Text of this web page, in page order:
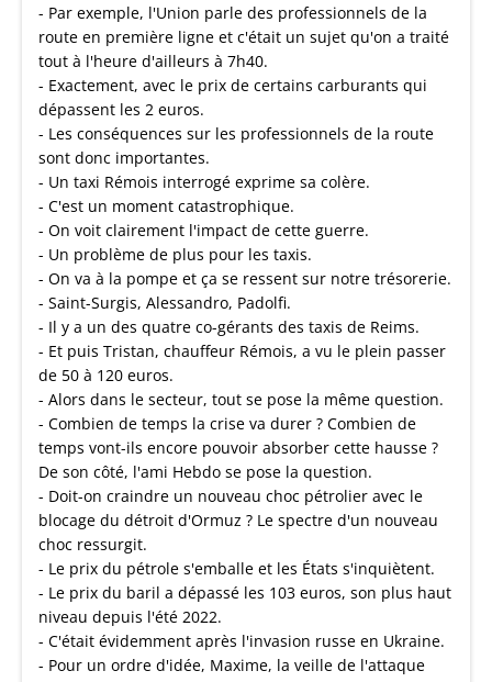
- Par exemple, l'Union parle des professionnels de la
route en première ligne et c'était un sujet qu'on a traité
tout à l'heure d'ailleurs à 7h40.
- Exactement, avec le prix de certains carburants qui
dépassent les 2 euros.
- Les conséquences sur les professionnels de la route
sont donc importantes.
- Un taxi Rémois interrogé exprime sa colère.
- C'est un moment catastrophique.
- On voit clairement l'impact de cette guerre.
- Un problème de plus pour les taxis.
- On va à la pompe et ça se ressent sur notre trésorerie.
- Saint-Surgis, Alessandro, Padolfi.
- Il y a un des quatre co-gérants des taxis de Reims.
- Et puis Tristan, chauffeur Rémois, a vu le plein passer
de 50 à 120 euros.
- Alors dans le secteur, tout se pose la même question.
- Combien de temps la crise va durer ? Combien de
temps vont-ils encore pouvoir absorber cette hausse ?
De son côté, l'ami Hebdo se pose la question.
- Doit-on craindre un nouveau choc pétrolier avec le
blocage du détroit d'Ormuz ? Le spectre d'un nouveau
choc ressurgit.
- Le prix du pétrole s'emballe et les États s'inquiètent.
- Le prix du baril a dépassé les 103 euros, son plus haut
niveau depuis l'été 2022.
- C'était évidemment après l'invasion russe en Ukraine.
- Pour un ordre d'idée, Maxime, la veille de l'attaque